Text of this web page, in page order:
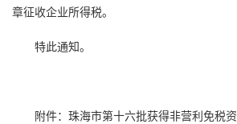
章征收企业所得税。
特此通知。
附件：珠海市第十六批获得非营利免税